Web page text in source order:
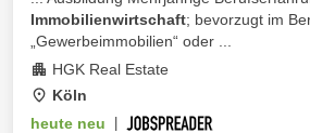
Immobilienwirtschaft; bevorzugt im
„Gewerbeimmobilien“ oder ...
HGK Real Estate
Köln
heute neu